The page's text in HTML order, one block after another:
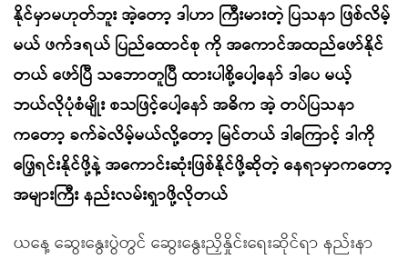
နိုင်မှာမဟုတ်ဘူး အဲ့တော့ ဒါဟာ ကြီးမားတဲ့ ပြသနာ ဖြစ်လိမ့်
မယ် ဖက်ဒရယ် ပြည်ထောင်စု ကို အကောင်အထည်ဖော်နိုင်
တယ် ဖော်ပြီ သဘောတူပြီ ထားပါစို့ပေါ့နော် ဒါပေ မယ့်
ဘယ်လိုပုံစံမျိုး စသဖြင့်ပေါ့နော် အဓိက အဲ့ တပ်ပြသနာ
ကတော့ ခက်ခဲလိမ့်မယ်လို့တော့ မြင်တယ် ဒါကြောင့် ဒါကို
ဖြှေရင်းနိုင်ဖို့နဲ့ အကောင်းဆုံးဖြစ်နိုင်ဖို့ဆိုတဲ့ နေရာမှာကတော့
အများကြီး နည်းလမ်းရှာဖို့လိုတယ်
ယနေ့ ဆွေးနွေးပွဲတွင် ဆွေးနွေးညှိနှိုင်းရေးဆိုင်ရာ နည်းနာ